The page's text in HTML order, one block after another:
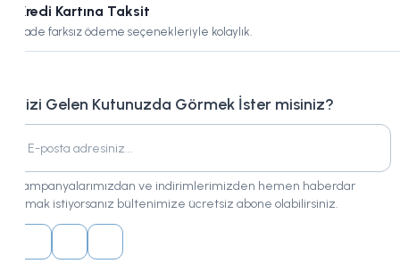
Kredi Kartına Taksit
Vade farksız ödeme seçenekleriyle kolaylık.
Bizi Gelen Kutunuzda Görmek İster misiniz?
Kampanyalarımızdan ve indirimlerimizden hemen haberdar
olmak istiyorsanız bültenimize ücretsiz abone olabilirsiniz.